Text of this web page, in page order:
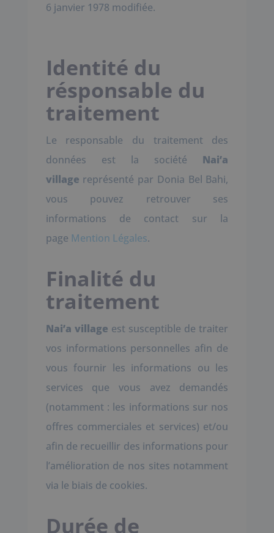
6 janvier 1978 modifiée.
Identité du
résponsable du
traitement
Le responsable du traitement des
données est la société Nai’a
village représenté par Donia Bel Bahi,
vous pouvez retrouver ses
informations de contact sur la
page Mention Légales.
Finalité du
traitement
Nai’a village est susceptible de traiter
vos informations personnelles afin de
vous fournir les informations ou les
services que vous avez demandés
(notamment : les informations sur nos
offres commerciales et services) et/ou
afin de recueillir des informations pour
l’amélioration de nos sites notamment
via le biais de cookies.
Durée de